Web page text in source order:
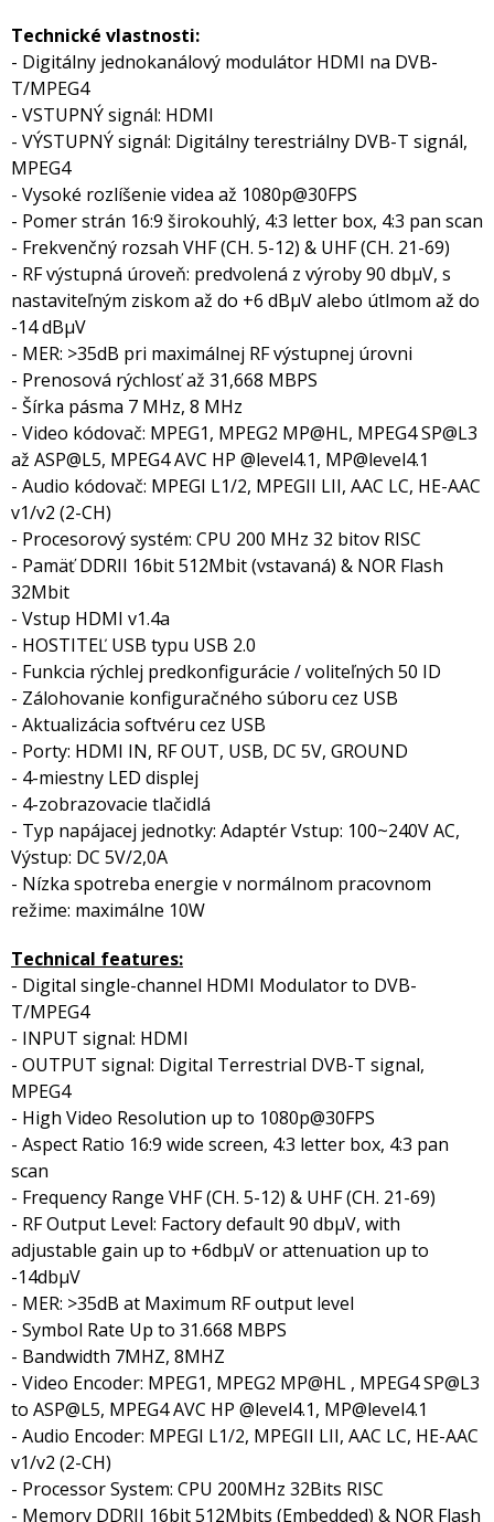
Technické vlastnosti:
- Digitálny jednokanálový modulátor HDMI na DVB-
T/MPEG4
- VSTUPNÝ signál: HDMI
- VÝSTUPNÝ signál: Digitálny terestriálny DVB-T signál,
MPEG4
- Vysoké rozlíšenie videa až 1080p@30FPS
- Pomer strán 16:9 širokouhlý, 4:3 letter box, 4:3 pan scan
- Frekvenčný rozsah VHF (CH. 5-12) & UHF (CH. 21-69)
- RF výstupná úroveň: predvolená z výroby 90 dbμV, s
nastaviteľným ziskom až do +6 dBμV alebo útlmom až do
-14 dBμV
- MER: >35dB pri maximálnej RF výstupnej úrovni
- Prenosová rýchlosť až 31,668 MBPS
- Šírka pásma 7 MHz, 8 MHz
- Video kódovač: MPEG1, MPEG2 MP@HL, MPEG4 SP@L3
až ASP@L5, MPEG4 AVC HP @level4.1, MP@level4.1
- Audio kódovač: MPEGI L1/2, MPEGII LII, AAC LC, HE-AAC
v1/v2 (2-CH)
- Procesorový systém: CPU 200 MHz 32 bitov RISC
- Pamäť DDRII 16bit 512Mbit (vstavaná) & NOR Flash
32Mbit
- Vstup HDMI v1.4a
- HOSTITEĽ USB typu USB 2.0
- Funkcia rýchlej predkonfigurácie / voliteľných 50 ID
- Zálohovanie konfiguračného súboru cez USB
- Aktualizácia softvéru cez USB
- Porty: HDMI IN, RF OUT, USB, DC 5V, GROUND
- 4-miestny LED displej
- 4-zobrazovacie tlačidlá
- Typ napájacej jednotky: Adaptér Vstup: 100~240V AC,
Výstup: DC 5V/2,0A
- Nízka spotreba energie v normálnom pracovnom
režime: maximálne 10W
Technical features:
- Digital single-channel HDMI Modulator to DVB-
T/MPEG4
- INPUT signal: HDMI
- OUTPUT signal: Digital Terrestrial DVB-T signal,
MPEG4
- High Video Resolution up to 1080p@30FPS
- Aspect Ratio 16:9 wide screen, 4:3 letter box, 4:3 pan
scan
- Frequency Range VHF (CH. 5-12) & UHF (CH. 21-69)
- RF Output Level: Factory default 90 dbμV, with
adjustable gain up to +6dbμV or attenuation up to
-14dbμV
- MER: >35dB at Maximum RF output level
- Symbol Rate Up to 31.668 MBPS
- Bandwidth 7MHZ, 8MHZ
- Video Encoder: MPEG1, MPEG2 MP@HL , MPEG4 SP@L3
to ASP@L5, MPEG4 AVC HP @level4.1, MP@level4.1
- Audio Encoder: MPEGI L1/2, MPEGII LII, AAC LC, HE-AAC
v1/v2 (2-CH)
- Processor System: CPU 200MHz 32Bits RISC
- Memory DDRII 16bit 512Mbits (Embedded) & NOR Flash